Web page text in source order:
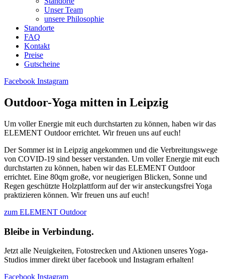
Unser Team
unsere Philosophie
Standorte
FAQ
Kontakt
Preise
Gutscheine
Facebook Instagram
Outdoor-Yoga mitten in Leipzig
Um voller Energie mit euch durchstarten zu können, haben wir das
ELEMENT Outdoor errichtet. Wir freuen uns auf euch!
Der Sommer ist in Leipzig angekommen und die Verbreitungswege
von COVID-19 sind besser verstanden. Um voller Energie mit euch
durchstarten zu können, haben wir das ELEMENT Outdoor
errichtet. Eine 80qm große, vor neugierigen Blicken, Sonne und
Regen geschützte Holzplattform auf der wir ansteckungsfrei Yoga
praktizieren können. Wir freuen uns auf euch!
zum ELEMENT Outdoor
Bleibe in Verbindung.
Jetzt alle Neuigkeiten, Fotostrecken und Aktionen unseres Yoga-
Studios immer direkt über facebook und Instagram erhalten!
Facebook Instagram